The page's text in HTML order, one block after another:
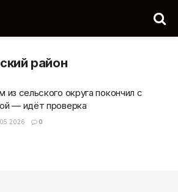
район
из сельского округа покончил с
— идёт проверка
0